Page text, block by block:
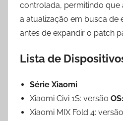
controlada, permitindo que
a atualização em busca de
antes de expandir o patch
Lista de
Série Xiaomi
Xiaomi Civi 1S: versão
Xiaomi MIX Fold 4: versão